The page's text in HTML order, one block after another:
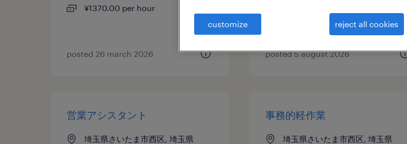
¥1370.00 per hour
posted 26 march 2026 posted 5 august 2026
営業アシスタント
埼玉県さいたま市西区, 埼玉県
事務的軽作業
埼玉県さいたま市西区, 埼玉県
customize reject all cookies